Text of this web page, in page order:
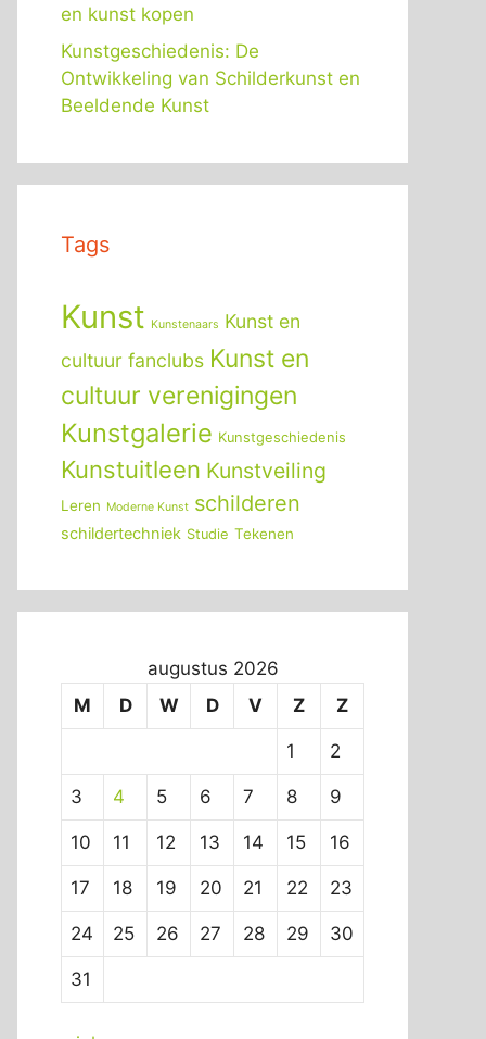
en kunst kopen
Kunstgeschiedenis: De
Ontwikkeling van Schilderkunst en
Beeldende Kunst
Tags
Kunst Kunstenaars Kunst en
cultuur fanclubs Kunst en
cultuur verenigingen
Kunstgalerie Kunstgeschiedenis
Kunstuitleen Kunstveiling
Leren Moderne Kunst schilderen
schildertechniek Studie Tekenen
augustus 2026
M
D W D V Z Z
1 2
3 4 5 6 7 8 9
10 11 12 13 14 15 16
17 18 19 20 21 22 23
24 25 26 27 28 29 30
31